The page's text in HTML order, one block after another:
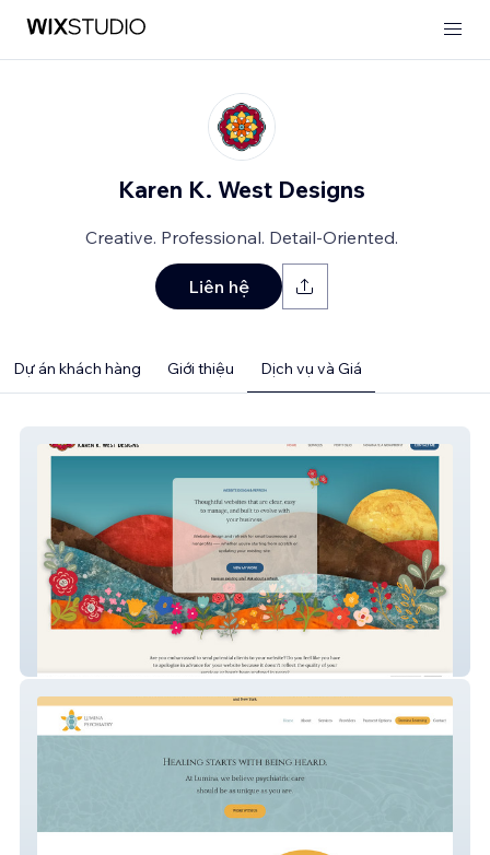
Karen K. West Designs
Creative. Professional. Detail-Oriented.
Liên hệ
Dự án khách hàng Giới thiệu Dịch vụ và Giá
Karen K West Designs